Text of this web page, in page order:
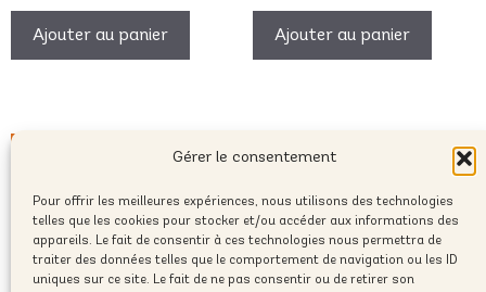
Gérer le consentement
Pour offrir les meilleures expériences, nous utilisons des technologies
telles que les cookies pour stocker et/ou accéder aux informations des
appareils. Le fait de consentir à ces technologies nous permettra de
traiter des données telles que le comportement de navigation ou les ID
uniques sur ce site. Le fait de ne pas consentir ou de retirer son
Ajouter au panier Ajouter au panier